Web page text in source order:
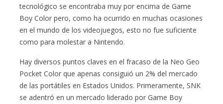
tecnológico se encontraba muy por encima de Game
Boy Color pero, como ha ocurrido en muchas ocasiones
en el mundo de los videojuegos, esto no fue suficiente
como para molestar a Nintendo.
Hay diversos puntos claves en el fracaso de la Neo Geo
Pocket Color que apenas consiguió un 2% del mercado
de las portátiles en Estados Unidos. Primeramente, SNK
se adentró en un mercado liderado por Game Boy